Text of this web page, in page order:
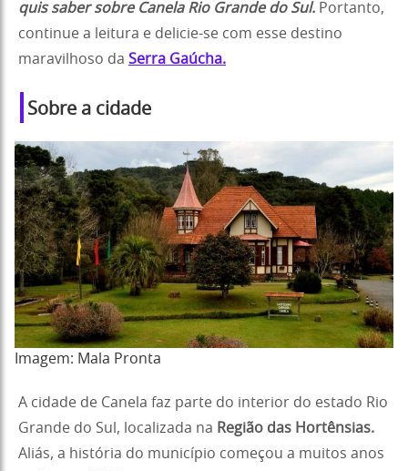
quis saber sobre Canela Rio Grande do Sul. Portanto,
continue a leitura e delicie-se com esse destino
maravilhoso da Serra Gaúcha.
Sobre a cidade
Imagem: Mala Pronta
A cidade de Canela faz parte do interior do estado Rio
Grande do Sul, localizada na Região das Hortênsias.
Aliás, a história do município começou a muitos anos